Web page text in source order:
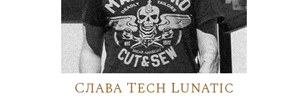
Слава Tech Lunatic